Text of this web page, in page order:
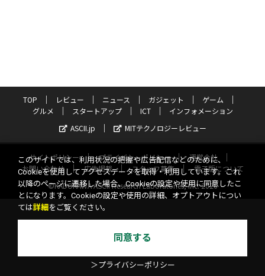
TOP レビュー ニュース ガジェット
ゲーム
グルメ
スタートアップ ICT
インフォメーション
ASCII.jp
MITテクノロジーレビュー
サイトポリシー プライバシーポリシー
運営会社
お問い合わせ
広告掲載 スタッフ募集
電子版について
©KADOKAWA ASCII Research Laboratories, Inc. 2026
このサイトでは、利用状況の把握や広告配信などのために、
Cookieを使用してアクセスデータを取得・利用しています。これ
以降のページに遷移した場合、Cookieの設定や使用に同意したこ
とになります。Cookieの設定や使用の詳細、オプトアウトについ
ては詳細 をご覧ください。
同意する
＞プライバシーポリシー